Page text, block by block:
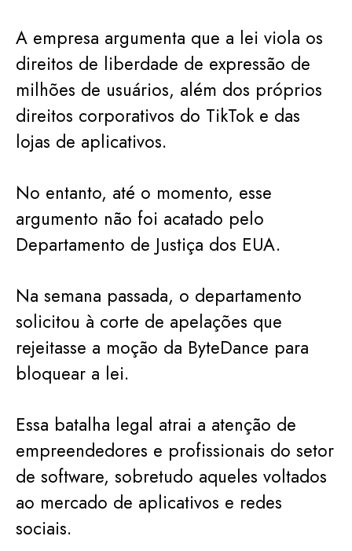
A empresa argumenta que a lei viola os
direitos de liberdade de expressão de
milhões de usuários, além dos próprios
direitos corporativos do TikTok e das
lojas de aplicativos.
No entanto, até o momento, esse
argumento não foi acatado pelo
Departamento de Justiça dos EUA.
Na semana passada, o departamento
solicitou à corte de apelações que
rejeitasse a moção da ByteDance para
bloquear a lei.
Essa batalha legal atrai a atenção de
empreendedores e profissionais do setor
de software, sobretudo aqueles voltados
ao mercado de aplicativos e redes
sociais.